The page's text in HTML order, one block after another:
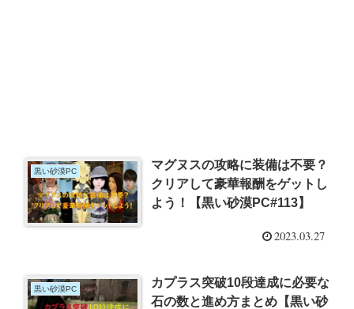
黒い砂漠PC
マグヌスの攻略に装備は不要？
クリアして豪華報酬をゲットし
よう！【黒い砂漠PC#113】
2023.03.27
黒い砂漠PC
カプラス突破10段達成に必要な
石の数と進め方まとめ【黒い砂